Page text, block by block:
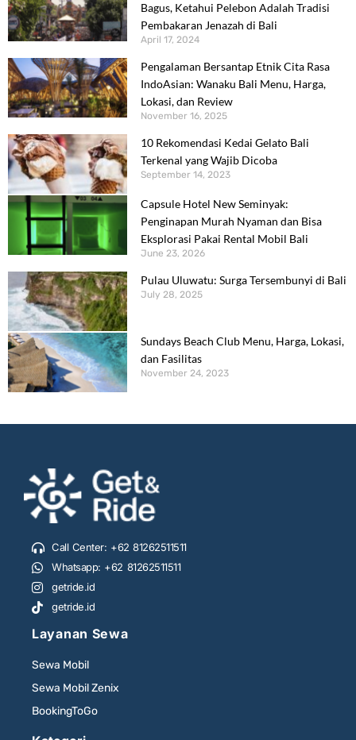
Bagus, Ketahui Pelebon Adalah Tradisi
Pembakaran Jenazah di Bali
April 17, 2024
Pengalaman Bersantap Etnik Cita Rasa
IndoAsian: Wanaku Bali Menu, Harga,
Lokasi, dan Review
November 16, 2025
10 Rekomendasi Kedai Gelato Bali
Terkenal yang Wajib Dicoba
September 14, 2023
Capsule Hotel New Seminyak:
Penginapan Murah Nyaman dan Bisa
Eksplorasi Pakai Rental Mobil Bali
June 23, 2026
Pulau Uluwatu: Surga Tersembunyi di Bali
July 28, 2025
Sundays Beach Club Menu, Harga, Lokasi,
dan Fasilitas
November 24, 2023
Call Center: +62 81262511511
Whatsapp: +62 81262511511
getride.id
getride.id
Layanan Sewa
Sewa Mobil
Sewa Mobil Zenix
BookingToGo